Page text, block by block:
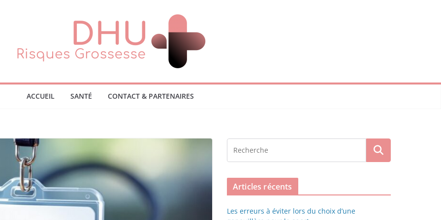
ACCUEIL SANTÉ CONTACT & PARTENAIRES
Articles récents
Les erreurs à éviter lors du choix d’une